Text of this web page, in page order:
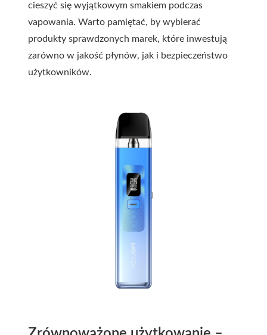
cieszyć się wyjątkowym smakiem podczas
vapowania. Warto pamiętać, by wybierać
produkty sprawdzonych marek, które inwestują
zarówno w jakość płynów, jak i bezpieczeństwo
użytkowników.